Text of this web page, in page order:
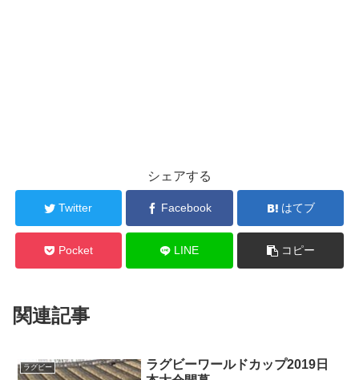
シェアする
Twitter Facebook はてブ
Pocket LINE コピー
関連記事
ラグビー
ラグビーワールドカップ2019日